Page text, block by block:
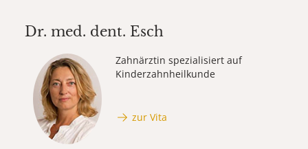
Dr. med. dent. Esch
Zahnärztin spezialisiert auf
Kinderzahnheilkunde
zur Vita